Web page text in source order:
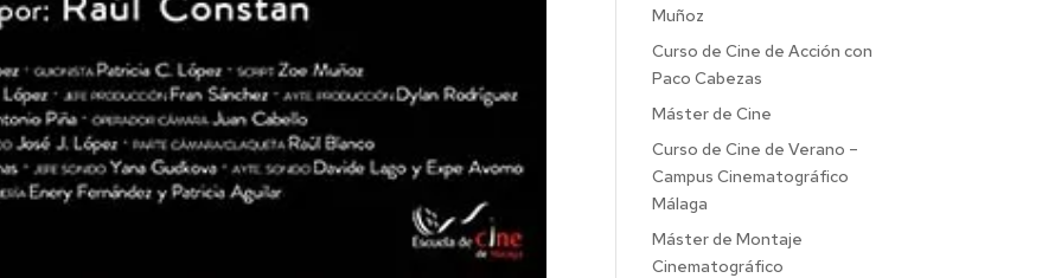
Muñoz
Curso de Cine de Acción con
Paco Cabezas
Máster de Cine
Curso de Cine de Verano –
Campus Cinematográfico
Málaga
Máster de Montaje
Cinematográfico